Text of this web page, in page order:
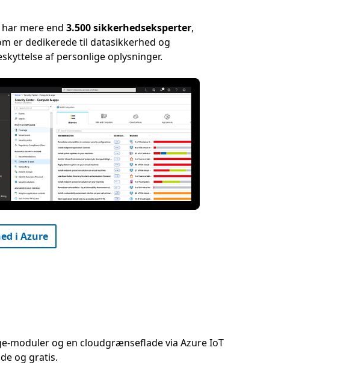
har mere end 3.500 sikkerhedseksperter,
er dedikerede til datasikkerhed og
af personlige oplysninger.
i Azure
moduler og en cloudgrænseflade via Azure IoT
og gratis.